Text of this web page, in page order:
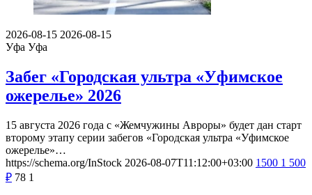
2026-08-15 2026-08-15
Уфа Уфа
Забег «Городская ультра «Уфимское
ожерелье» 2026
15 августа 2026 года с «Жемчужины Авроры» будет дан старт
второму этапу серии забегов «Городская ультра «Уфимское
ожерелье»…
https://schema.org/InStock 2026-08-07T11:12:00+03:00 1500 1 500
₽ 78 1